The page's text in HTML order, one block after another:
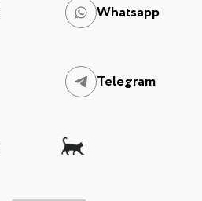
Whatsapp
Telegram